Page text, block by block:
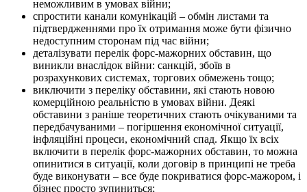
неможливим в умовах війни;
спростити канали комунікацій – обмін листами та
підтвердженнями про їх отримання може бути фізично
недоступним сторонам під час війни;
деталізувати перелік форс-мажорних обставин, що
виникли внаслідок війни: санкцій, збоїв в
розрахункових системах, торгових обмежень тощо;
виключити з переліку обставини, які стають новою
комерційною реальністю в умовах війни. Деякі
обставини з раніше теоретичних стають очікуваними та
передбачуваними – погіршення економічної ситуації,
інфляційні процеси, економічний спад. Якщо їх всіх
включити в перелік форс-мажорних обставин, то можна
опинитися в ситуації, коли договір в принципі не треба
буде виконувати – все буде покриватися форс-мажором, і
бізнес просто зупиниться;